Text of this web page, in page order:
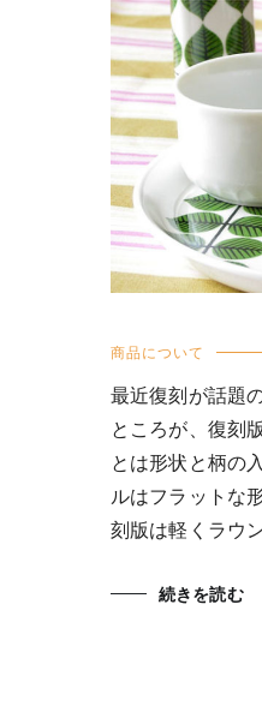
商品について
最近復刻が話題
ところが、復刻
とは形状と柄の
ルはフラットな
刻版は軽くラウ
続きを読む